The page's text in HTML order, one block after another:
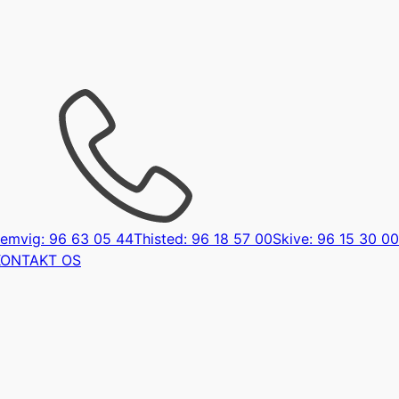
96 63 05 44Thisted: 96 18 57 00Skive: 96 15 30 00
OS